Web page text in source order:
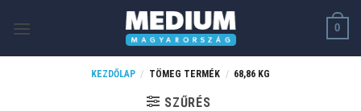
0
KEZDŐLAP / TÖMEG TERMÉK / 68,86 KG
SZŰRÉS